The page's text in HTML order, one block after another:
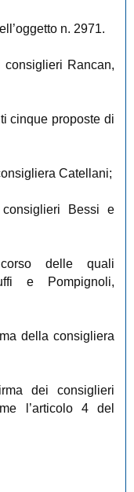
n. 2971.
consiglieri Rancan,
cinque proposte di
Catellani;
Bessi e
delle quali
e Pompignoli,
della consigliera
dei consiglieri
l’articolo 4 del